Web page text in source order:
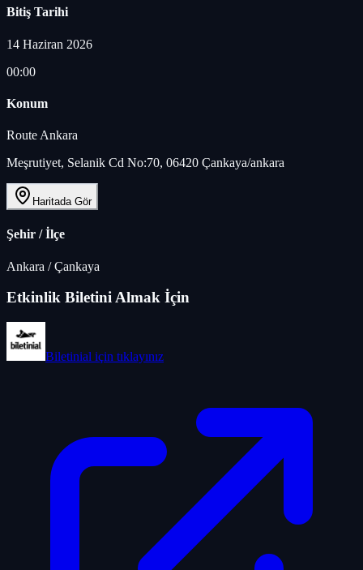
Bitiş Tarihi
14 Haziran 2026
00:00
Konum
Route Ankara
Meşrutiyet, Selanik Cd No:70, 06420 Çankaya/ankara
Haritada Gör
Şehir / İlçe
Ankara /Çankaya
Etkinlik Biletini Almak İçin
Biletinial için tıklayınız